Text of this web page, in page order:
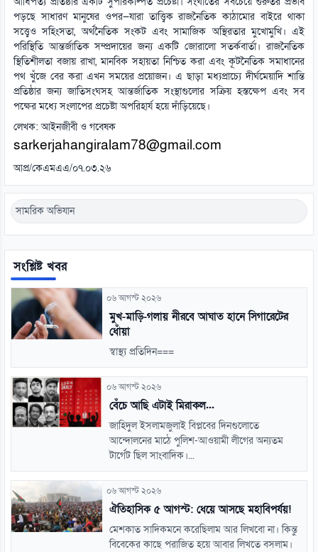
পড়ছে সাধারণ মানুষের ওপর—যারা তাত্ত্বিক রাজনৈতিক কাঠামোর বাইরে থাকা
সত্ত্বেও সহিংসতা, অর্থনৈতিক সংকট এবং সামাজিক অস্থিরতার মুখোমুখি। এই
পরিস্থিতি আন্তর্জাতিক সম্প্রদায়ের জন্য একটি জোরালো সতর্কবার্তা। রাজনৈতিক
স্থিতিশীলতা বজায় রাখা, মানবিক সহায়তা নিশ্চিত করা এবং কূটনৈতিক সমাধানের
পথ খুঁজে বের করা এখন সময়ের প্রয়োজন। এ ছাড়া মধ্যপ্রাচ্যে দীর্ঘমেয়াদি শান্তি
প্রতিষ্ঠার জন্য জাতিসংঘসহ আন্তর্জাতিক সংস্থাগুলোর সক্রিয় হস্তক্ষেপ এবং সব
পক্ষের মধ্যে সংলাপের প্রচেষ্টা অপরিহার্য হয়ে দাঁড়িয়েছে।
লেখক: আইনজীবী ও গবেষক
sarkerjahangiralam78@gmail.com
আপ্র/কেএমএএ/০৭.০৩.২৬
সামরিক অভিযান
সংশ্লিষ্ট খবর
০৬ আগস্ট ২০২৬
মুখ-মাড়ি-গলায় নীরবে আঘাত হানে সিগারেটের
ধোঁয়া
স্বাস্থ্য প্রতিদিন===
০৬ আগস্ট ২০২৬
বেঁচে আছি এটাই মিরাকল...
জাহিদুল ইসলামজুলাই বিপ্লবের দিনগুলোতে
আন্দোলনের মাঠে পুলিশ-আওয়ামী লীগের অন্যতম
টার্গেট ছিল সাংবাদিক।...
০৬ আগস্ট ২০২৬
ঐতিহাসিক ৫ আগস্ট: ধেয়ে আসছে মহাবিপর্যয়!
মেশকাত সাদিকমনে করেছিলাম আর লিখবো না। কিন্তু
বিবেকের কাছে পরাজিত হয়ে আবার লিখতে বসলাম।